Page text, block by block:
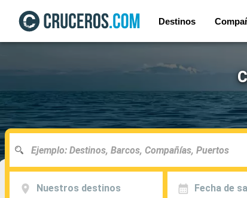
Destinos
Nuestros destinos Fecha de